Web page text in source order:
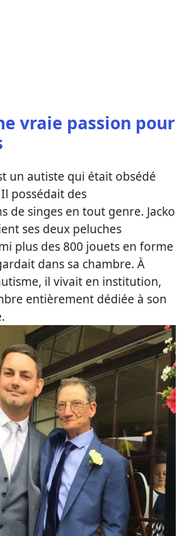
vraie passion pour
un autiste qui était obsédé
possédait des
de singes en tout genre. Jacko
ses deux peluches
plus des 800 jouets en forme
dans sa chambre. À
il vivait en institution,
entièrement dédiée à son